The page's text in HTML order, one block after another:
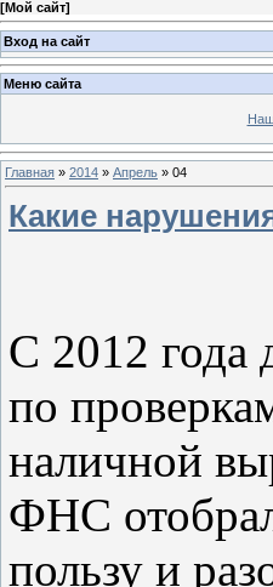
[Мой сайт]
Вход на сайт
Меню сайта
Главная » 2014 » Апрель » 04
Какие
С 2012 года
по
наличной
ФНС
пользу и